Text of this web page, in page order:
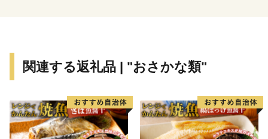
兼ねて返礼品をお送りさせていただきます。
【ご注意】
・返礼品の送付は、大分市外にお住まいの方に限らせて
いただきます。
関連する返礼品 | "おさかな類"